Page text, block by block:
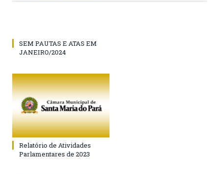
SEM PAUTAS E ATAS EM
JANEIRO/2024
Relatório de Atividades
Parlamentares de 2023